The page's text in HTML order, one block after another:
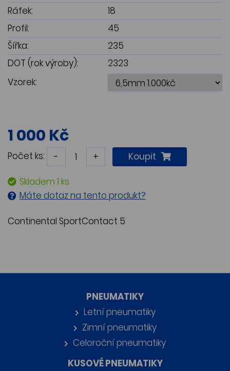
Ráfek:
18
Profil:
45
Šířka:
235
DOT (rok výroby):
2323
Vzorek:
1 000 Kč
Počet ks: - + Koupit
Skladem 1 ks
Máte dotaz na tento produkt?
Continental SportContact 5
PNEUMATIKY
Letní pneumatiky
Zimní pneumatiky
Celoroční pneumatiky
KUSOVÉ PNEUMATIKY